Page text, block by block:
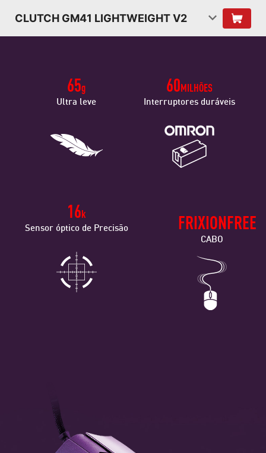
CLUTCH GM41 LIGHTWEIGHT V2
65g
Ultra leve
60MILHÕES
Interruptores duráveis
16k
Sensor óptico de Precisão
FRIXIONFREE
CABO